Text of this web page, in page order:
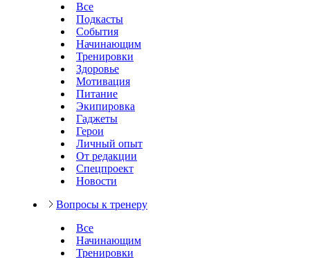
Все
Подкасты
События
Начинающим
Тренировки
Здоровье
Мотивация
Питание
Экипировка
Гаджеты
Герои
Личный опыт
От редакции
Спецпроект
Новости
Вопросы к тренеру
Все
Начинающим
Тренировки